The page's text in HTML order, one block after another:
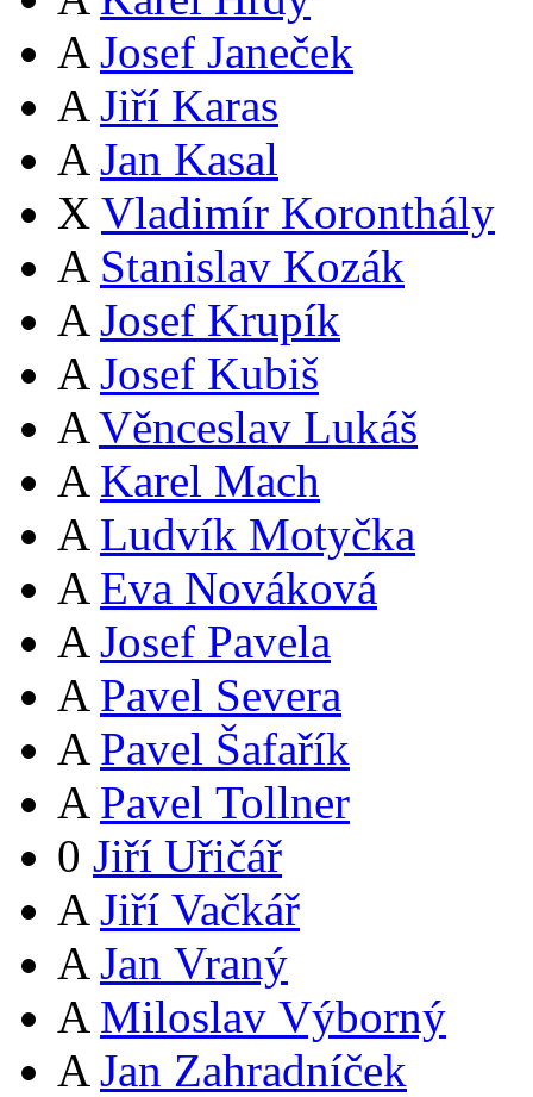
A Josef Janeček
A Jiří Karas
A Jan Kasal
X Vladimír Koronthály
A Stanislav Kozák
A Josef Krupík
A Josef Kubiš
A Věnceslav Lukáš
A Karel Mach
A Ludvík Motyčka
A Eva Nováková
A Josef Pavela
A Pavel Severa
A Pavel Šafařík
A Pavel Tollner
0 Jiří Uřičář
A Jiří Vačkář
A Jan Vraný
A Miloslav Výborný
A Jan Zahradníček